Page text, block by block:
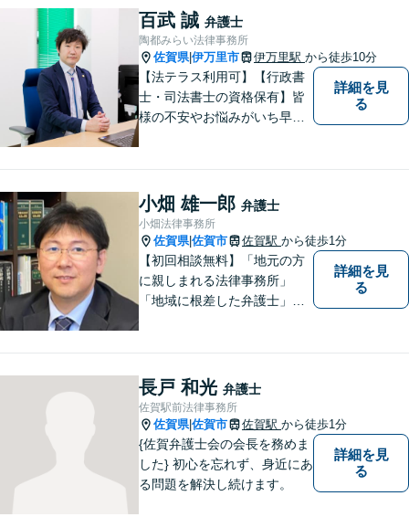
題／交通事故／債務整理／労
働問題など幅広く対応可能で
す。
百武 誠 弁護士
陶都みらい法律事務所
佐賀県|伊万里市 伊万里駅 から徒歩10分
【法テラス利用可】【行政書
士・司法書士の資格保有】皆
様の不安やお悩みがいち早く
たします。また、依頼者様が
お悩みを話しやすい環境作り
を心がけております。
詳細を見
る
小畑 雄一郎 弁護士
小畑法律事務所
佐賀県|佐賀市 佐賀駅 から徒歩1分
【初回相談無料】「地元の方
に親しまれる法律事務所」
「地域に根差した弁護士」を
など幅広く対応しております
ので、まずはお気軽にご相談
下さい。【JR佐賀駅1分】
【子連れ相談可】
詳細を見
る
長戸 和光 弁護士
佐賀駅前法律事務所
佐賀県|佐賀市 佐賀駅 から徒歩1分
{佐賀弁護士会の会長を務めま
した} 初心を忘れず、身近にあ
る問題を解決し続けます。
詳細を見
る